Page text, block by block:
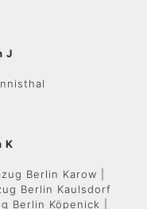
J
K
Berlin Karow |
Berlin Kaulsdorf
Berlin Köpenick |